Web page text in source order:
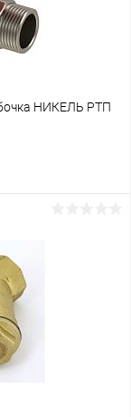
НИКЕЛЬ РТП
К сравнению
В наличии